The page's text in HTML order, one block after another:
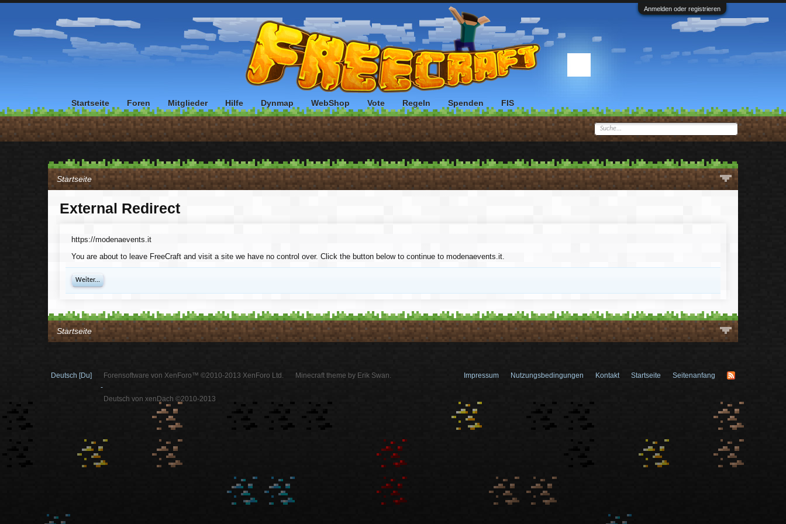
Anmelden oder registrieren
Startseite
External Redirect
https://modenaevents.it
You are about to leave FreeCraft and visit a site we have no control over. Click the button below to continue to modenaevents.it.
Weiter...
Startseite
Startseite Foren Mitglieder Hilfe Dynmap WebShop Vote Regeln Spenden FIS
Deutsch [Du]
Forensoftware von XenForo™ ©2010-2013 XenForo Ltd.
-
Deutsch von xenDach ©2010-2013
Minecraft theme by Erik Swan. Impressum Nutzungsbedingungen Kontakt Startseite Seitenanfang